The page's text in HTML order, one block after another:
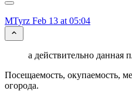
MTyrz Feb 13 at 05:04
а действительно данная
Посещаемость, окупаемость,
огорода.